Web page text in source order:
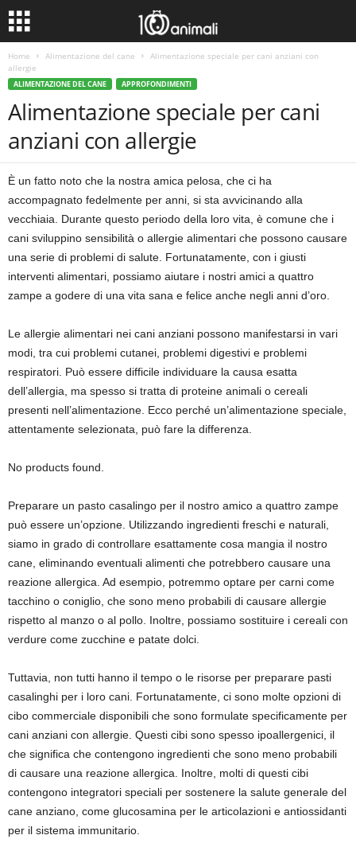
Home Alimentazione del cane
Alimentazione speciale per cani anziani con
allergie
ALIMENTAZIONE DEL CANE APPROFONDIMENTI
Alimentazione speciale per cani
anziani con allergie
È un fatto noto che la nostra amica pelosa, che ci ha
accompagnato fedelmente per anni, si sta avvicinando alla
vecchiaia. Durante questo periodo della loro vita, è comune che i
cani sviluppino sensibilità o allergie alimentari che possono causare
una serie di problemi di salute. Fortunatamente, con i giusti
interventi alimentari, possiamo aiutare i nostri amici a quattro
zampe a godere di una vita sana e felice anche negli anni d’oro.
Le allergie alimentari nei cani anziani possono manifestarsi in vari
modi, tra cui problemi cutanei, problemi digestivi e problemi
respiratori. Può essere difficile individuare la causa esatta
dell’allergia, ma spesso si tratta di proteine animali o cereali
presenti nell’alimentazione. Ecco perché un’alimentazione speciale,
attentamente selezionata, può fare la differenza.
No products found.
Preparare un pasto casalingo per il nostro amico a quattro zampe
può essere un’opzione. Utilizzando ingredienti freschi e naturali,
siamo in grado di controllare esattamente cosa mangia il nostro
cane, eliminando eventuali alimenti che potrebbero causare una
reazione allergica. Ad esempio, potremmo optare per carni come
tacchino o coniglio, che sono meno probabili di causare allergie
rispetto al manzo o al pollo. Inoltre, possiamo sostituire i cereali con
verdure come zucchine e patate dolci.
Tuttavia, non tutti hanno il tempo o le risorse per preparare pasti
casalinghi per i loro cani. Fortunatamente, ci sono molte opzioni di
cibo commerciale disponibili che sono formulate specificamente per
cani anziani con allergie. Questi cibi sono spesso ipoallergenici, il
che significa che contengono ingredienti che sono meno probabili
di causare una reazione allergica. Inoltre, molti di questi cibi
contengono integratori speciali per sostenere la salute generale del
cane anziano, come glucosamina per le articolazioni e antiossidanti
per il sistema immunitario.